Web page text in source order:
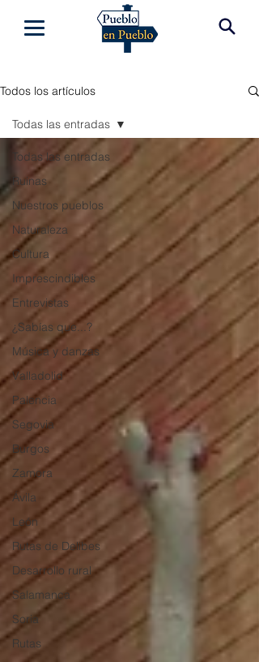
Todos los artículos
Todas las entradas
Ruinas
Nuestros pueblos
Naturaleza
Cultura
Imprescindibles
Entrevistas
¿Sabías que...?
Música y danzas
Valladolid
Palencia
Segovia
Burgos
Zamora
Ávila
León
Rutas de Delibes
Desarrollo rural
Salamanca
Soria
Rutas
Todas las entradas